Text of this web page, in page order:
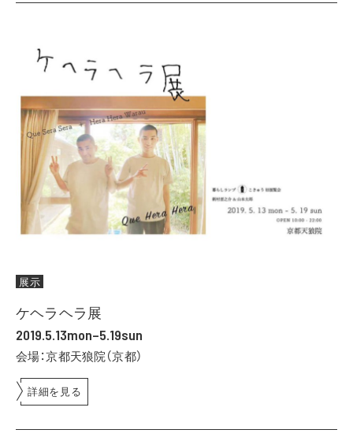
展示
ケヘラヘラ展
2019.5.13mon–5.19sun
会場：京都天狼院（京都）
詳細を見る